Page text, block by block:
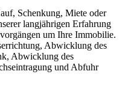
Schenkung, Miete oder
langjährigen Erfahrung
um Ihre Immobilie.
Abwicklung des
Abwicklung des
und Abfuhr